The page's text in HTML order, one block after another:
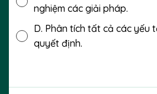
nghiệm các giải pháp.
D. Phân tích tất cả các yếu
quyết định.